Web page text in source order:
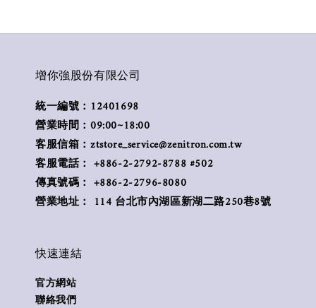
增你強股份有限公司
統一編號：12401698
營業時間：09:00~18:00
客服信箱：ztstore_service@zenitron.com.tw
客服電話： +886-2-2792-8788 #502
傳真號碼： +886-2-2796-8080
營業地址： 114 台北市內湖區新湖二路250巷8號
快速連結
官方網站
聯絡我們